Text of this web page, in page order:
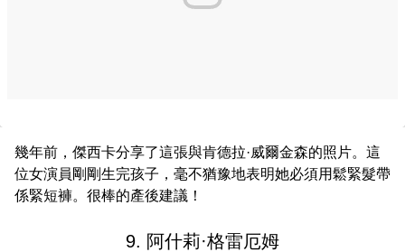
幾年前，傑西卡分享了這張與肯德拉·威爾金森的照片。這
位女演員剛剛生完孩子，毫不猶豫地表明她必須用鬆緊髮帶
係緊短褲。很棒的產後建議！
9. 阿什莉·格雷厄姆